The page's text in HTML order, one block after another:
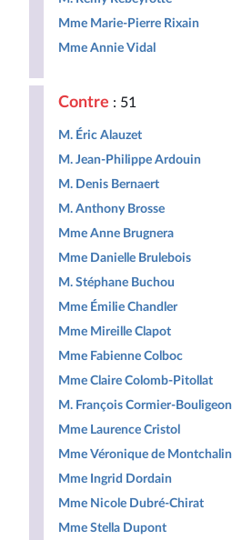
Mme Marie-Pierre Rixain
Mme Annie Vidal
Contre : 51
M. Éric Alauzet
M. Jean-Philippe Ardouin
M. Denis Bernaert
M. Anthony Brosse
Mme Anne Brugnera
Mme Danielle Brulebois
M. Stéphane Buchou
Mme Émilie Chandler
Mme Mireille Clapot
Mme Fabienne Colboc
Mme Claire Colomb-Pitollat
M. François Cormier-Bouligeon
Mme Laurence Cristol
Mme Véronique de Montchalin
Mme Ingrid Dordain
Mme Nicole Dubré-Chirat
Mme Stella Dupont